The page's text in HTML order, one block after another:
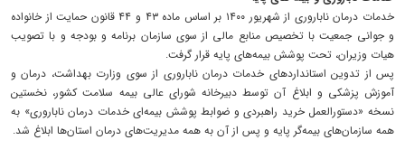
خدمات درمان ناباروری از شهریور ۱۴۰۰ بر اساس ماده ۴۳ و ۴۴ قانون حمایت از خانواده
و جوانی جمعیت با تخصیص منابع مالی از سوی سازمان برنامه و بودجه و با تصویب
هیات وزیران، تحت پوشش بیمه‌های پایه قرار گرفت.
پس از تدوین استانداردهای خدمات درمان ناباروری از سوی وزارت بهداشت، درمان و
آموزش پزشکی و ابلاغ آن توسط دبیرخانه شورای عالی بیمه سلامت کشور، نخستین
نسخه «دستورالعمل خرید راهبردی و ضوابط پوشش بیمه‌ای خدمات درمان ناباروری» به
همه سازمان‌های بیمه‌گر پایه و پس از آن به همه مدیریت‌های درمان استان‌ها ابلاغ شد.